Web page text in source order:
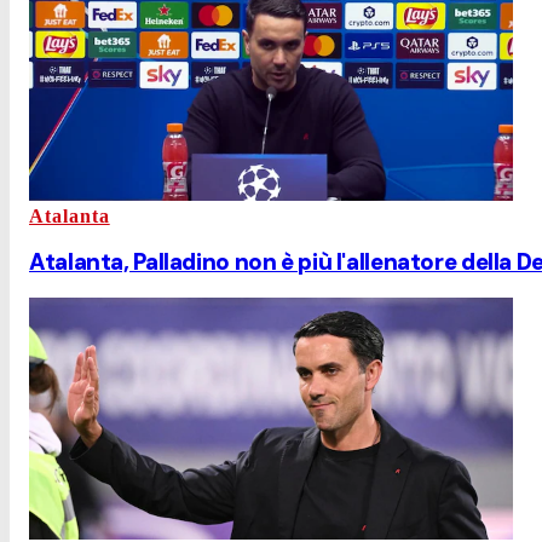
Atalanta
Atalanta, Palladino non è più l'allenatore della